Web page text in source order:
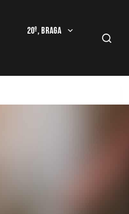
20º, Braga